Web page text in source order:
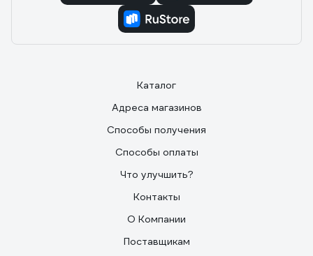
Каталог
Адреса магазинов
Способы получения
Способы оплаты
Что улучшить?
Контакты
О Компании
Поставщикам